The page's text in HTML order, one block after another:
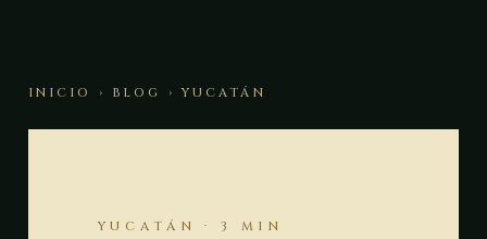
INICIO › BLOG › YUCATÁN
YUCATÁN · 3 MIN